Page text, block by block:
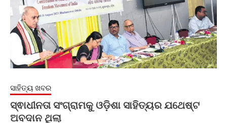
ସାହିତ୍ୟ ଖବର
ସ୍ଵାଧୀନତା ସଂଗ୍ରାମକୁ ଓଡ଼ିଶା ସାହିତ୍ୟର ଯଥେଷ୍ଟ
ଅବଦାନ ଥିଲା